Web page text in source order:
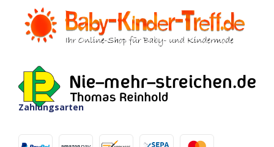
Zahlungsarten